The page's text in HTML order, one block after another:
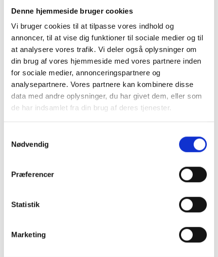
Denne hjemmeside bruger cookies
Vi bruger cookies til at tilpasse vores indhold og
annoncer, til at vise dig funktioner til sociale medier og til
at analysere vores trafik. Vi deler også oplysninger om
din brug af vores hjemmeside med vores partnere inden
for sociale medier, annonceringspartnere og
analysepartnere. Vores partnere kan kombinere disse
data med andre oplysninger, du har givet dem, eller som
de har indsamlet fra din brug af deres tjenester.
Nødvendig
Præferencer
Statistik
Marketing
Tilmeld dig vores nyhedsbrev
for sundheds- og velfærdsteknologien uge
efter uge?
Hos CareNet leverer vi hellere end gerne
dugfriske nyheder fra branchen samt et
arrangementer direkte i din og dine
Hver torsdag klokken 14:00 udkommer